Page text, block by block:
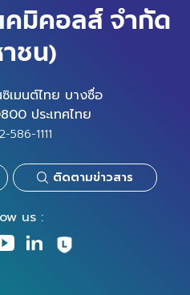
คมิคอลส์ จำกัด
ชน)
เมนต์ไทย บางซื่อ
ประเทศไทย
586-1111
ติดตามข่าวสาร
us :